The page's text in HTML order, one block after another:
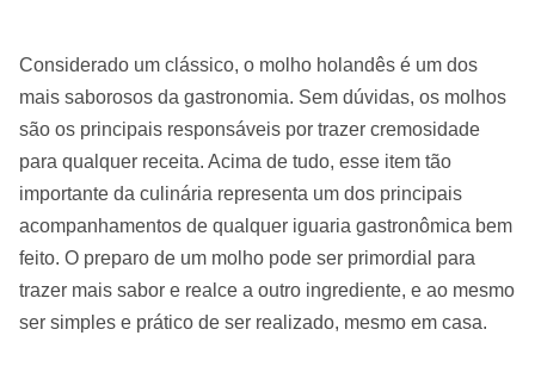
Considerado um clássico, o molho holandês é um dos
mais saborosos da gastronomia. Sem dúvidas, os molhos
são os principais responsáveis por trazer cremosidade
para qualquer receita. Acima de tudo, esse item tão
importante da culinária representa um dos principais
acompanhamentos de qualquer iguaria gastronômica bem
feito. O preparo de um molho pode ser primordial para
trazer mais sabor e realce a outro ingrediente, e ao mesmo
ser simples e prático de ser realizado, mesmo em casa.